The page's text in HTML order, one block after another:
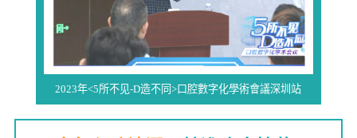
2023年<5所不见-D造不同>口腔數字化學術會議深圳站